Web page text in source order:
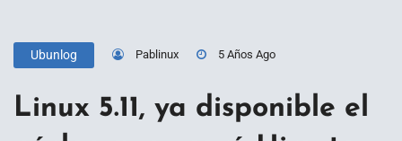
Ubunlog Pablinux 5 Años Ago
Linux 5.11, ya disponible el